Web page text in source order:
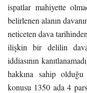
ispatlar mahiyette
belirlenen alanın
neticeten dava
ilişkin bir delilin
iddiasının
hakkına sahip
konusu 1350 ada 4